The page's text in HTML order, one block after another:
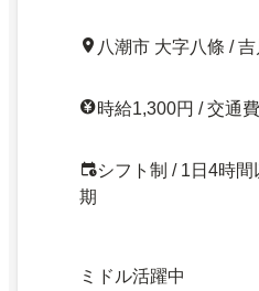
八潮市 大字八條 /
時給1,300円 / 交通
シフト制 / 1日4時
期
ミドル活躍中